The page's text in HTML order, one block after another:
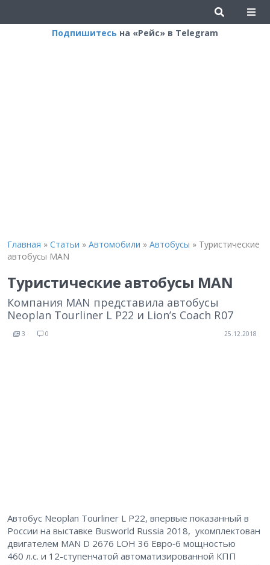
Подпишитесь на «Рейс» в Telegram
Главная » Статьи » Автомобили » Автобусы » Туристические
автобусы MAN
Туристические автобусы MAN
Компания MAN представила автобусы
Neoplan Tourliner L P22 и Lion’s Coach R 07
3 0 25.12.2018
Автобус Neoplan Tourliner L P22, впервые показанный в
России на выставке Busworld Russia 2018, укомплектован
двигателем MAN D 2676 LOH 36 Евро‑6 мощностью
460 л.с. и 12-ступенчатой автоматизированной КПП